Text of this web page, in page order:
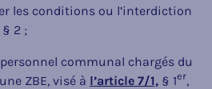
les conditions ou l’interdiction
§ 2 ;
communal chargés du
ZBE, visé à l’article 7/1, § 1er,